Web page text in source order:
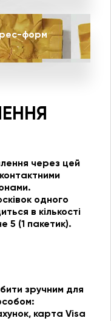
форм
через цей
одного
в кількості
5 (1 пакетик).
зручним для
карта Visa